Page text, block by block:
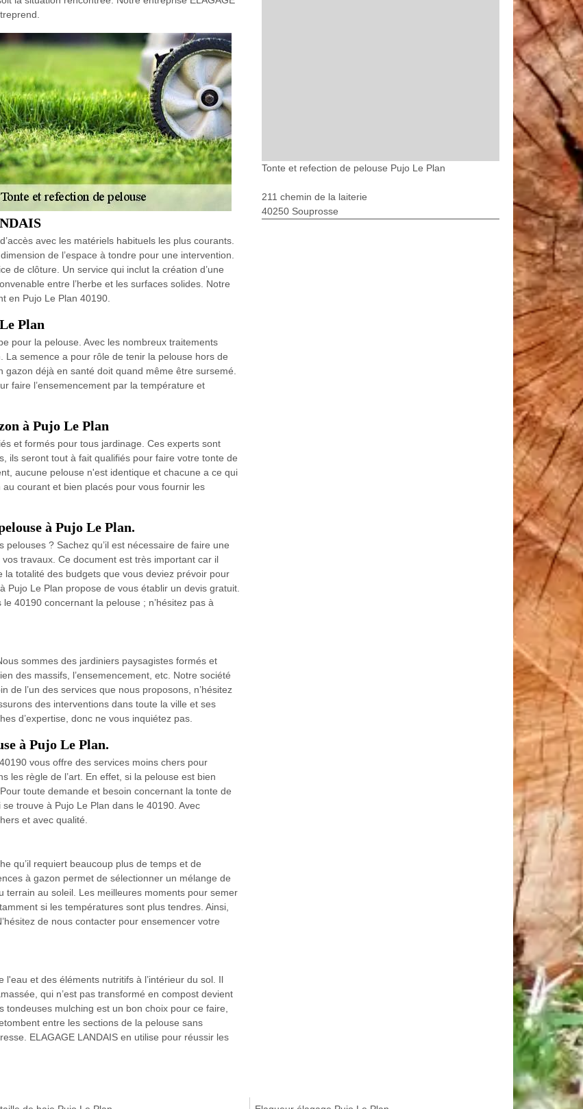
avec les matériels habituels les plus courants.
de l’espace à tondre pour une intervention.
de clôture. Un service qui inclut la création d’une
entre l’herbe et les surfaces solides. Notre
en Pujo Le Plan 40190.
Plan
pour la pelouse. Avec les nombreux traitements
La semence a pour rôle de tenir la pelouse hors de
déjà en santé doit quand même être sursemé.
faire l’ensemencement par la température et
à Pujo Le Plan
et formés pour tous jardinage. Ces experts sont
ils seront tout à fait qualifiés pour faire votre tonte de
aucune pelouse n'est identique et chacune a ce qui
courant et bien placés pour vous fournir les
à Pujo Le Plan.
? Sachez qu’il est nécessaire de faire une
travaux. Ce document est très important car il
totalité des budgets que vous deviez prévoir pour
Pujo Le Plan propose de vous établir un devis gratuit.
40190 concernant la pelouse ; n’hésitez pas à
sommes des jardiniers paysagistes formés et
des massifs, l’ensemencement, etc. Notre société
de l’un des services que nous proposons, n’hésitez
des interventions dans toute la ville et ses
d’expertise, donc ne vous inquiétez pas.
à Pujo Le Plan.
vous offre des services moins chers pour
les règle de l’art. En effet, si la pelouse est bien
toute demande et besoin concernant la tonte de
trouve à Pujo Le Plan dans le 40190. Avec
et avec qualité.
qu’il requiert beaucoup plus de temps et de
à gazon permet de sélectionner un mélange de
terrain au soleil. Les meilleures moments pour semer
si les températures sont plus tendres. Ainsi,
de nous contacter pour ensemencer votre
et des éléments nutritifs à l’intérieur du sol. Il
qui n’est pas transformé en compost devient
mulching est un bon choix pour ce faire,
entre les sections de la pelouse sans
ELAGAGE LANDAIS en utilise pour réussir les
Tonte et refection de pelouse Pujo Le Plan
211 chemin de la laiterie
40250 Souprosse